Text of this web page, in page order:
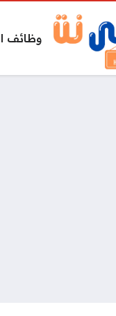
وظائف